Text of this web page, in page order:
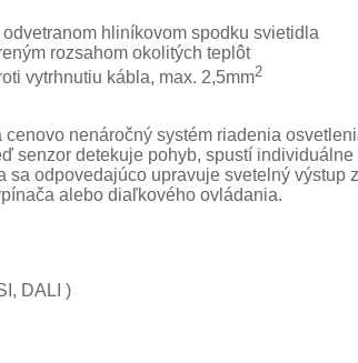
hliníkovom spodku svietidla
rozsahom okolitých teplôt
vytrhnutiu kábla, max. 2,5mm2
nenáročný systém riadenia
senzor detekuje pohyb, spustí
odpovedajúco upravuje svetelný výstup
alebo diaľkového ovládania.
DALI )